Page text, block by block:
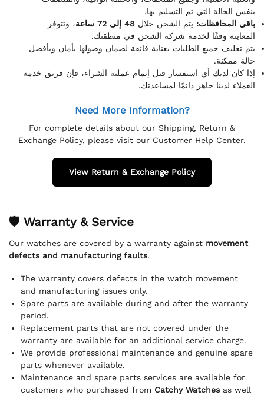
بنفس الحالة التي تم التسليم بها.
باقي المحافظات: يتم الشحن خلال 48 إلى 72 ساعة
، وتتوفر
المعاينة وفقًا لخدمة شركة الشحن في منطقتك.
يتم تغليف جميع الطلبات بعناية فائقة لضمان وصولها بأمان وبأفضل
حالة ممكنة.
إذا كان لديك أي استفسار قبل إتمام عملية الشراء، فإن فريق خدمة
العملاء لدينا جاهز دائمًا لمساعدتك.
Need More Information?
For complete details about our Shipping, Return &
Exchange Policy, please visit our Customer Help Center.
View Return & Exchange Policy
🛡 Warranty & Service
Our watches are covered by a warranty against movement
defects and manufacturing faults.
The warranty covers defects in the watch movement
and manufacturing issues only.
Spare parts are available during and after the warranty
period.
Replacement parts that are not covered under the
warranty are available for an additional service charge.
We provide professional maintenance and genuine spare
parts whenever available.
Maintenance and spare parts services are available for
customers who purchased from Catchy Watchesas well